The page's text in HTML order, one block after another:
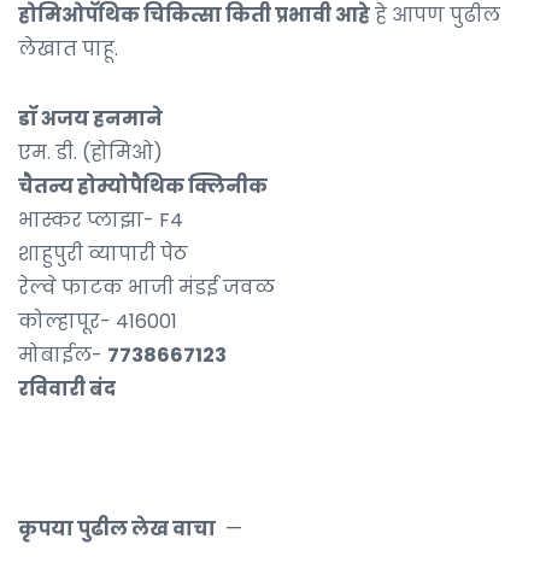
होमिओपॅथिक चिकित्सा किती प्रभावी आहेहे आपण पुढील
लेखात पाहू.
डॉ अजय हनमाने
एम. डी. (होमिओ)
चैतन्य होम्योपैथिक क्लिनीक
भास्कर प्लाझा- F4
शाहुपुरी व्यापारी पेठ
रेल्वे फाटक भाजी मंडई जवळ
कोल्हापूर- 416001
मोबाईल- 7738667123
रविवारी बंद
कृपया पुढील लेख वाचा —